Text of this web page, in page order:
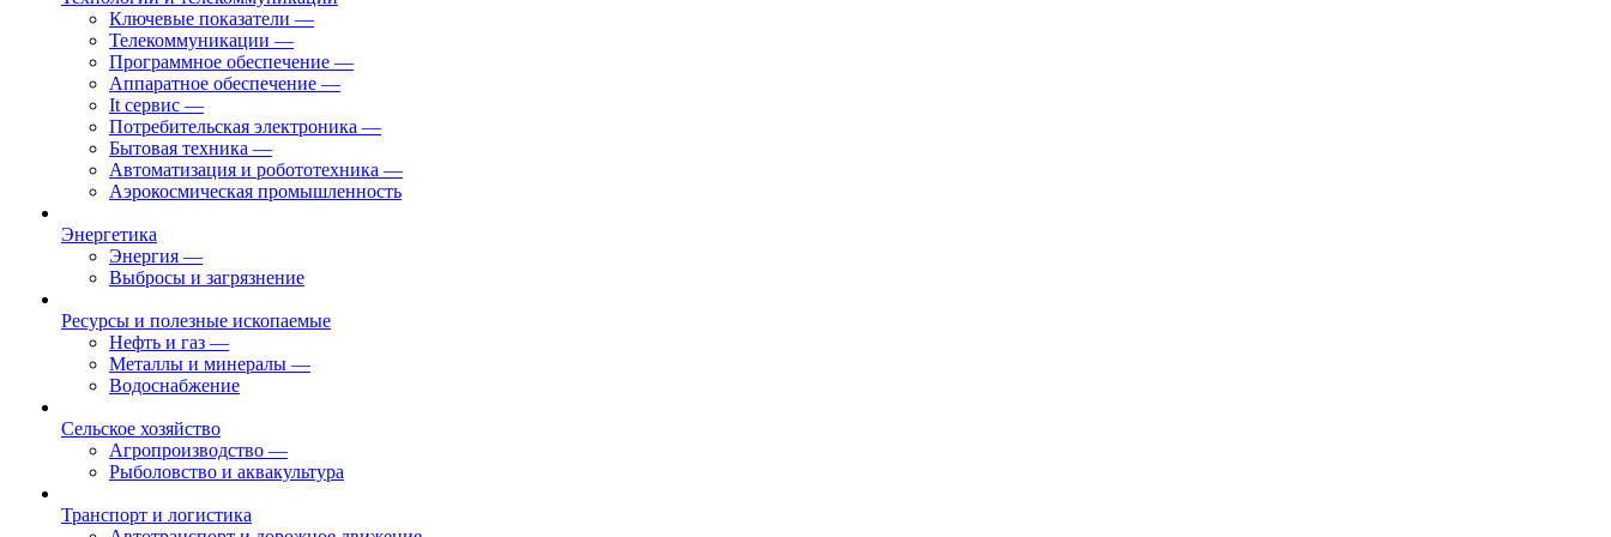
Ключевые показатели —
Телекоммуникации —
Программное обеспечение —
Аппаратное обеспечение —
It сервис —
Потребительская электроника —
Бытовая техника —
Автоматизация и робототехника —
Аэрокосмическая промышленность
Энергетика
Энергия —
Выбросы и загрязнение
Ресурсы и полезные ископаемые
Нефть и газ —
Металлы и минералы —
Водоснабжение
Сельское хозяйство
Агропроизводство —
Рыболовство и аквакультура
Транспорт и логистика